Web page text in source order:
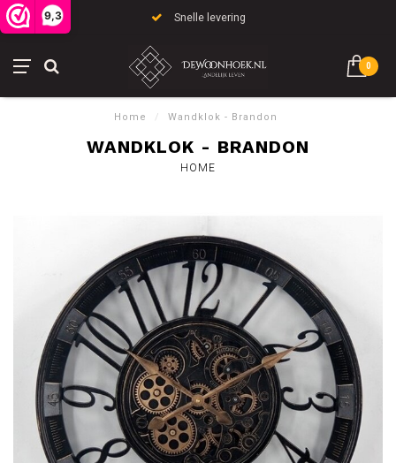
9,3 Snelle levering
0
Home / Wandklok - Brandon
WANDKLOK - BRANDON
HOME